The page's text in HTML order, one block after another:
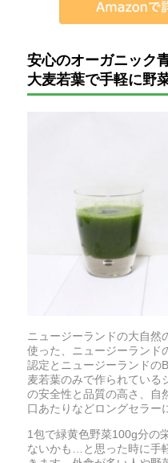
安心のオーガニック
大麦若葉で手軽に野
ニュージーランドの大自然
使った、ニュージーランド
認定とニュージーランドの
麦若葉のみで作られている
の安全性と品質の高さ、自
口あたりなどロングセラー
1包で緑黄色野菜100g分の
ないかも…と思った時に手